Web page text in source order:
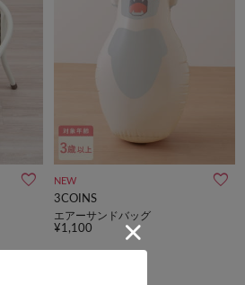
NEW
3COINS
エアーサンドバッグ
¥1,100